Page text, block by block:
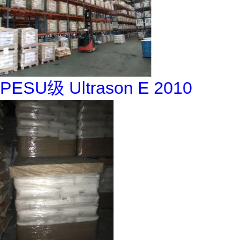
PESU级 Ultrason E 2010